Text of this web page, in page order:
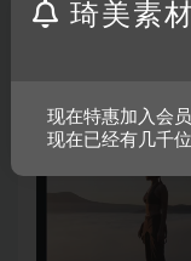
琦美素
现在特惠加入会
现在已经有几千